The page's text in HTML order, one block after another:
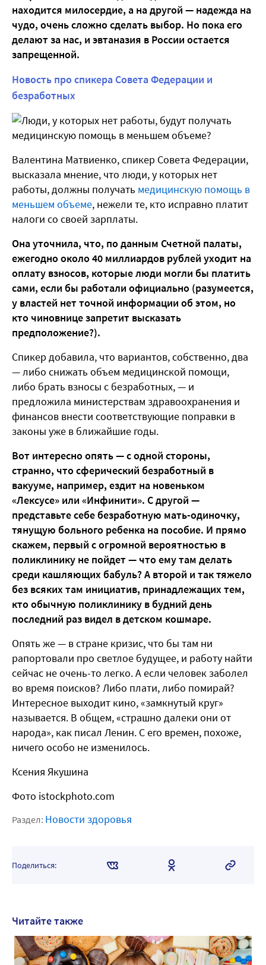
находится милосердие, а на другой — надежда на
чудо, очень сложно сделать выбор. Но пока его
делают за нас, и эвтаназия в России остается
запрещенной.
Новость про спикера Совета Федерации и
безработных
Валентина Матвиенко, спикер Совета Федерации,
высказала мнение, что люди, у которых нет
работы, должны получать медицинскую помощь в
меньшем объеме, нежели те, кто исправно платит
налоги со своей зарплаты.
Она уточнила, что, по данным Счетной палаты,
ежегодно около 40 миллиардов рублей уходит на
оплату взносов, которые люди могли бы платить
сами, если бы работали официально (разумеется,
у властей нет точной информации об этом, но
кто чиновнице запретит высказать
предположение?).
Спикер добавила, что вариантов, собственно, два
— либо снижать объем медицинской помощи,
либо брать взносы с безработных, — и
предложила министерствам здравоохранения и
финансов внести соответствующие поправки в
законы уже в ближайшие годы.
Вот интересно опять — с одной стороны,
странно, что сферический безработный в
вакууме, например, ездит на новеньком
«Лексусе» или «Инфинити». С другой —
представьте себе безработную мать-одиночку,
тянущую больного ребенка на пособие. И прямо
скажем, первый с огромной вероятностью в
поликлинику не пойдет — что ему там делать
среди кашляющих бабуль? А второй и так тяжело
без всяких там инициатив, принадлежащих тем,
кто обычную поликлинику в будний день
последний раз видел в детском кошмаре.
Опять же — в стране кризис, что бы там ни
рапортовали про светлое будущее, и работу найти
сейчас не очень-то легко. А если человек заболел
во время поисков? Либо плати, либо помирай?
Интересное выходит кино, «замкнутый круг»
называется. В общем, «страшно далеки они от
народа», как писал Ленин. С его времен, похоже,
ничего особо не изменилось.
Ксения Якушина
Фото istockphoto.com
Раздел: Новости здоровья
Поделиться:
Читайте также